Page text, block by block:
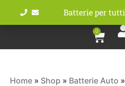
Batterie per tutti
0
Home » Shop » Batterie Auto »